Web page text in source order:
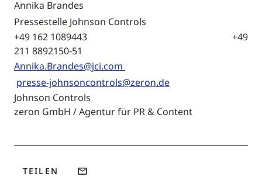
Annika Brandes
Pressestelle Johnson Controls
+49 162 1089443 +49
211 8892150-51
Annika.Brandes@jci.com
presse-johnsoncontrols@zeron.de
Johnson Controls
zeron GmbH / Agentur für PR & Content
TEILEN